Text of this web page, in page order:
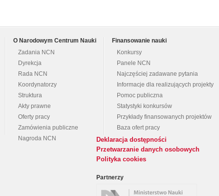
O Narodowym Centrum Nauki
Zadania NCN
Dyrekcja
Rada NCN
Koordynatorzy
Struktura
Akty prawne
Oferty pracy
Zamówienia publiczne
Nagroda NCN
Finansowanie nauki
Konkursy
Panele NCN
Najczęściej zadawane pytania
Informacje dla realizujących projekty
Pomoc publiczna
Statystyki konkursów
Przykłady finansowanych projektów
Baza ofert pracy
Deklaracja dostępności
Przetwarzanie danych osobowych
Polityka cookies
Partnerzy